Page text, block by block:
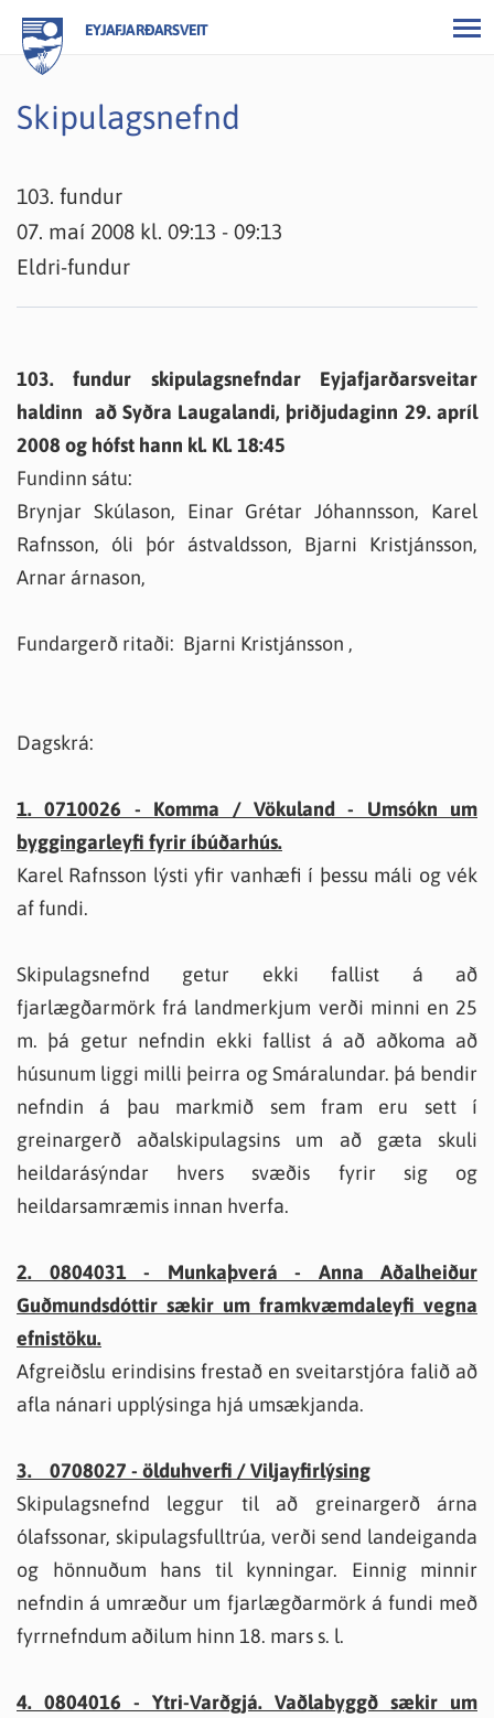
EYJAFJARÐARSVEIT
Skipulagsnefnd
103. fundur
07. maí 2008 kl. 09:13 - 09:13
Eldri-fundur
103. fundur skipulagsnefndar Eyjafjarðarsveitar
haldinn að Syðra Laugalandi, þriðjudaginn 29. apríl
2008 og hófst hann kl. Kl. 18:45
Fundinn sátu:
Brynjar Skúlason, Einar Grétar Jóhannsson, Karel
Rafnsson, óli þór ástvaldsson, Bjarni Kristjánsson,
Arnar árnason,
Fundargerð ritaði: Bjarni Kristjánsson ,
Dagskrá:
1. 0710026 - Komma / Vökuland - Umsókn um
byggingarleyfi fyrir íbúðarhús.
Karel Rafnsson lýsti yfir vanhæfi í þessu máli og vék
af fundi.
Skipulagsnefnd getur ekki fallist á að
fjarlægðarmörk frá landmerkjum verði minni en 25
m. þá getur nefndin ekki fallist á að aðkoma að
húsunum liggi milli þeirra og Smáralundar. þá bendir
nefndin á þau markmið sem fram eru sett í
greinargerð aðalskipulagsins um að gæta skuli
heildarásýndar hvers svæðis fyrir sig og
heildarsamræmis innan hverfa.
2. 0804031 - Munkaþverá - Anna Aðalheiður
Guðmundsdóttir sækir um framkvæmdaleyfi vegna
efnistöku.
Afgreiðslu erindisins frestað en sveitarstjóra falið að
afla nánari upplýsinga hjá umsækjanda.
3. 0708027 - ölduhverfi / Viljayfirlýsing
Skipulagsnefnd leggur til að greinargerð árna
ólafssonar, skipulagsfulltrúa, verði send landeiganda
og hönnuðum hans til kynningar. Einnig minnir
nefndin á umræður um fjarlægðarmörk á fundi með
fyrrnefndum aðilum hinn 18. mars s. l.
4. 0804016 - Ytri-Varðgjá. Vaðlabyggð sækir um